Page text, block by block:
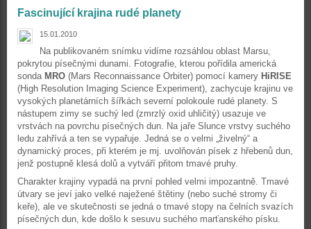
Fascinující krajina rudé planety
15.01.2010
Na publikovaném snímku vidíme rozsáhlou oblast Marsu,
pokrytou písečnými dunami. Fotografie, kterou pořídila americká
sonda MRO (Mars Reconnaissance Orbiter) pomocí kamery HiRISE
(High Resolution Imaging Science Experiment), zachycuje krajinu ve
vysokých planetárních šířkách severní polokoule rudé planety. S
nástupem zimy se suchý led (zmrzlý oxid uhličitý) usazuje ve
vrstvách na povrchu písečných dun. Na jaře Slunce vrstvy suchého
ledu zahřívá a ten se vypařuje. Jedná se o velmi „živelný“ a
dynamický proces, při kterém je mj. uvolňován písek z hřebenů dun,
jenž postupně klesá dolů a vytváří přitom tmavé pruhy.
Charakter krajiny vypadá na první pohled velmi impozantně. Tmavé
útvary se jeví jako velké naježené štětiny (nebo suché stromy či
keře), ale ve skutečnosti se jedná o tmavé stopy na čelních svazích
písečných dun, kde došlo k sesuvu suchého marťanského písku.